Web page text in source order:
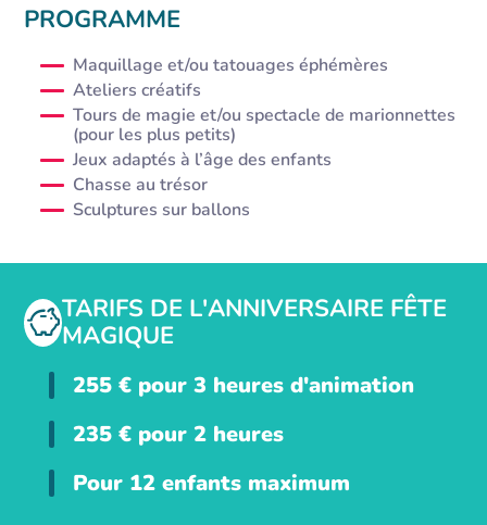
PROGRAMME
Maquillage et/ou tatouages éphémères
Ateliers créatifs
Tours de magie et/ou spectacle de marionnettes
(pour les plus petits)
Jeux adaptés à l’âge des enfants
Chasse au trésor
Sculptures sur ballons
TARIFS DE L'ANNIVERSAIRE FÊTE
MAGIQUE
255 € pour 3 heures d'animation
235 € pour 2 heures
Pour 12 enfants maximum